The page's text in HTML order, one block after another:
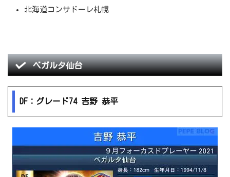
北海道コンサドーレ札幌
ベガルタ仙台
DF：グレード74 吉野 恭平